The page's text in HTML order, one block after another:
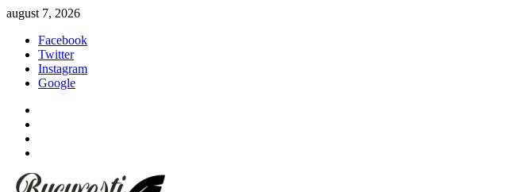
Sari
conținut
august 7, 2026
Facebook
Twitter
Instagram
Google